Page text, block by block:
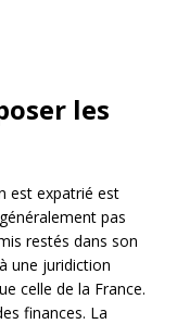
les
est expatrié est
pas
restés dans son
une juridiction
celle de la France.
finances. La